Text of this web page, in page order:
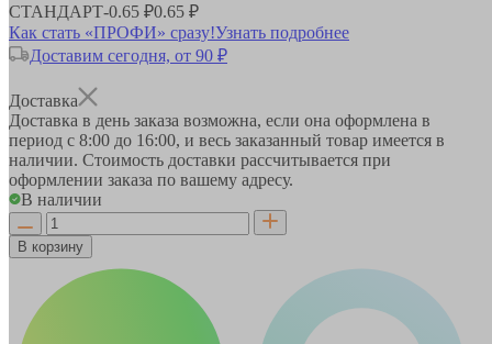
СТАНДАРТ-0.65 ₽0.65 ₽
Как стать «ПРОФИ» сразу!Узнать подробнее
Доставим сегодня, от 90 ₽
Доставка
Доставка в день заказа возможна, если она оформлена в
период с 8:00 до 16:00, и весь заказанный товар имеется в
наличии. Стоимость доставки рассчитывается при
оформлении заказа по вашему адресу.
В наличии
В корзину